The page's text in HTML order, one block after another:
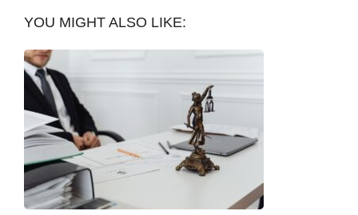
YOU MIGHT ALSO LIKE: